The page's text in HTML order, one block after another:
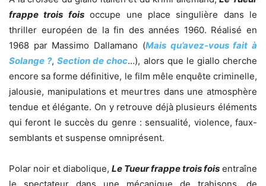
frappe trois foisoccupe une place singulière dans le
thriller européen de la fin des années 1960. Réalisé en
1968 par Massimo Dallamano (Mais qu’avez-vous fait à
Solange ?,Section de choc…), alors que le giallo cherche
encore sa forme définitive, le film mêle enquête criminelle,
jalousie, manipulations et meurtres dans une atmosphère
tendue et élégante. On y retrouve déjà plusieurs éléments
qui feront le succès du genre : sensualité, violence, faux-
semblants et suspense omniprésent.
Polar noir et diabolique, Le Tueur frappe trois fois entraîne